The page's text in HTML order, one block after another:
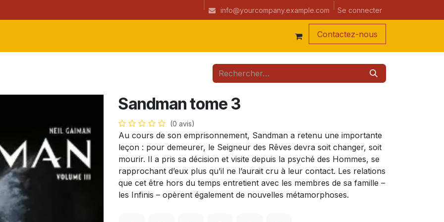
Coup(s) de coeur de la semaineinfo@yourcompany.example.com Se connecter
Contactez-nous
Sandman tome 3
(0 avis)
Au cours de son emprisonnement, Sandman a retenu une importante
leçon : pour demeurer, le Seigneur des Rêves devra soit changer, soit
mourir. Il a pris sa décision et visite depuis la psyché des Hommes, se
rapprochant d’eux plus qu’il ne l’aurait cru à leur contact. Les relations
que cet être hors du temps entretient avec les membres de sa famille –
les Infinis – opèrent également de nouvelles métamorphoses.